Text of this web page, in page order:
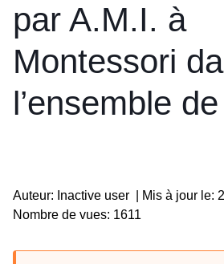
par A.M.I. à
Montessori
l’ensemble de
Auteur: Inactive user Mis à jour le:
Nombre de vues: 1611